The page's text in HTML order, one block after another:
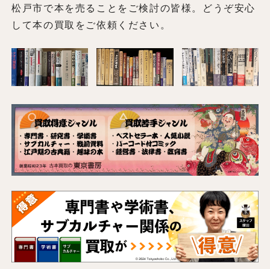
松戸市で本を売ることをご検討の皆様。どうぞ安心
して本の買取をご依頼ください。